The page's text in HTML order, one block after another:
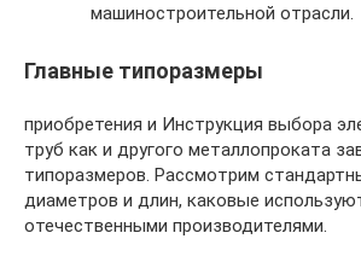
машиностроительной отрасли.
Главные типоразмеры
приобретения и Инструкция выбора
труб как и другого металлопроката
типоразмеров. Рассмотрим
диаметров и длин, каковые
отечественными производителями.